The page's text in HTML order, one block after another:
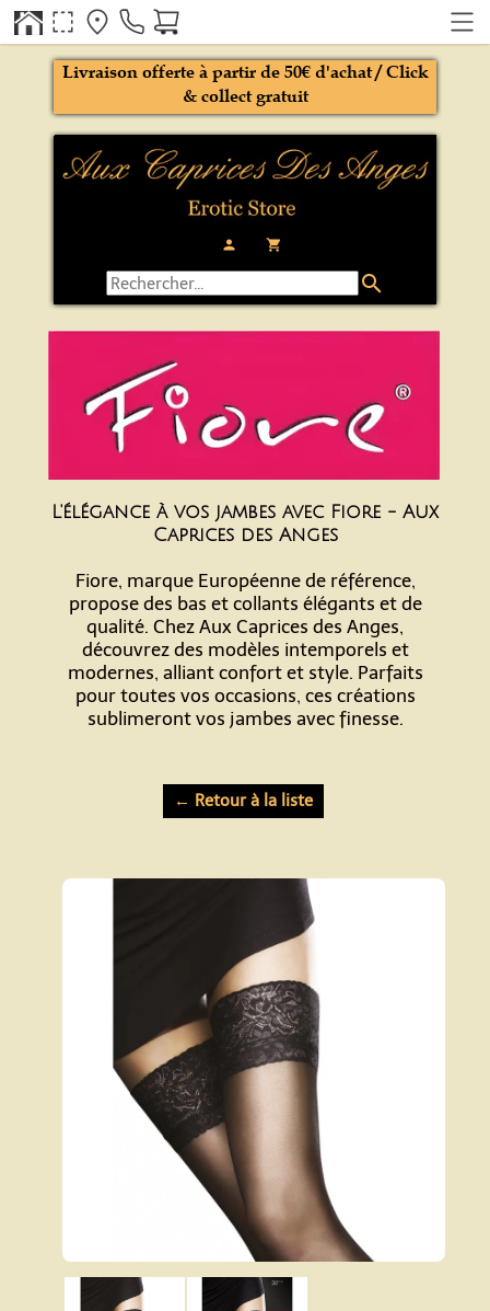
person local_grocery_store
Livraison offerte à partir de 50€ d'achat / Click
& collect gratuit
search
L'élégance à vos jambes avec Fiore - Aux
Caprices des Anges
Fiore, marque Européenne de référence,
propose des bas et collants élégants et de
qualité. Chez Aux Caprices des Anges,
découvrez des modèles intemporels et
modernes, alliant confort et style. Parfaits
pour toutes vos occasions, ces créations
sublimeront vos jambes avec finesse.
← Retour à la liste